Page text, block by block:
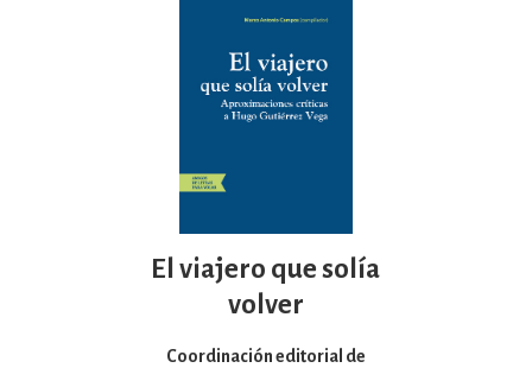
El viajero que solía
volver
Coordinación editorial de